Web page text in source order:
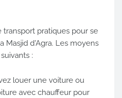
transport pratiques pour se
Masjid d'Agra. Les moyens
:
louer une voiture ou
avec chauffeur pour